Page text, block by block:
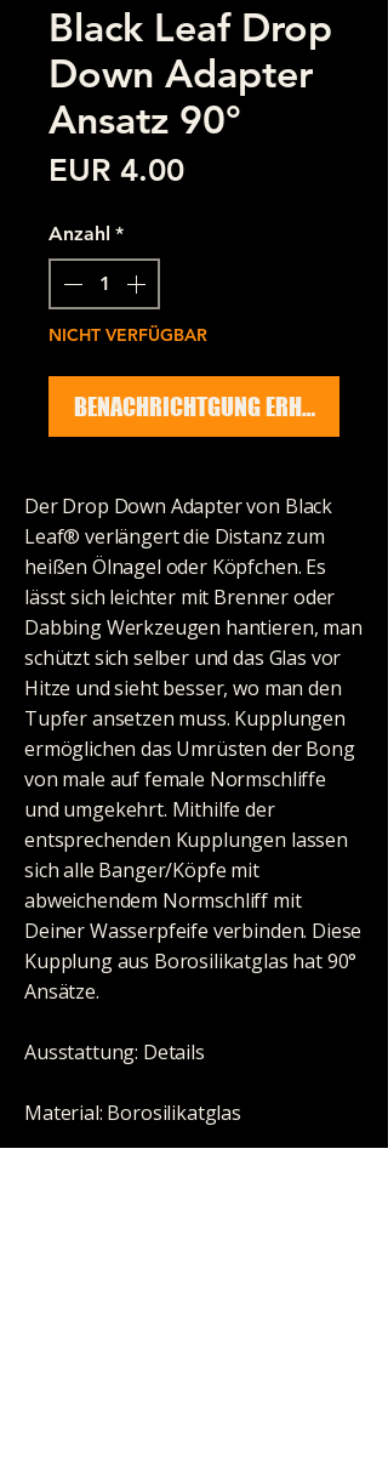
Black Leaf Drop
Down Adapter
Ansatz 90°
EUR 4.00Preis
Anzahl *
NICHT VERFÜGBAR
BENACHRICHTGUNG ERHALTEN
Der Drop Down Adapter von Black
Leaf® verlängert die Distanz zum
heißen Ölnagel oder Köpfchen. Es
lässt sich leichter mit Brenner oder
Dabbing Werkzeugen hantieren, man
schützt sich selber und das Glas vor
Hitze und sieht besser, wo man den
Tupfer ansetzen muss. Kupplungen
ermöglichen das Umrüsten der Bong
von male auf female Normschliffe
und umgekehrt. Mithilfe der
entsprechenden Kupplungen lassen
sich alle Banger/Köpfe mit
abweichendem Normschliff mit
Deiner Wasserpfeife verbinden. Diese
Kupplung aus Borosilikatglas hat 90°
Ansätze.
Ausstattung: Details
Material: Borosilikatglas